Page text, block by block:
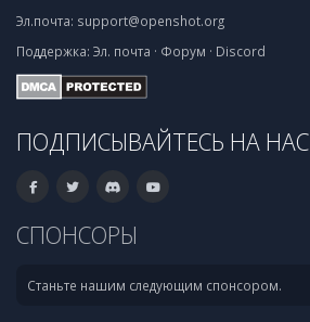
Эл.почта: support@openshot.org
Поддержка: Эл. почта · Форум · Discord
ПОДПИСЫВАЙТЕСЬ НА НАС
СПОНСОРЫ
Станьте нашим следующим спонсором.